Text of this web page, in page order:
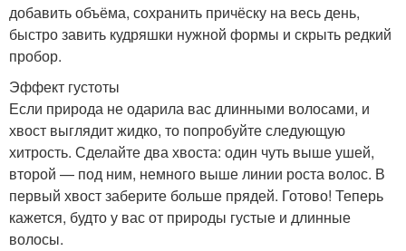
добавить объёма, сохранить причёску на весь день,
быстро завить кудряшки нужной формы и скрыть редкий
пробор.
Эффект густоты
Если природа не одарила вас длинными волосами, и
хвост выглядит жидко, то попробуйте следующую
хитрость. Сделайте два хвоста: один чуть выше ушей,
второй — под ним, немного выше линии роста волос. В
первый хвост заберите больше прядей. Готово! Теперь
кажется, будто у вас от природы густые и длинные
волосы.